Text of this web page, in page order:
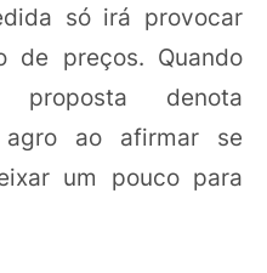
só irá provocar
de preços. Quando
denota
agro ao afirmar se
um pouco para